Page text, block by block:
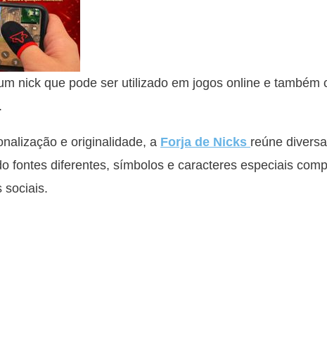
nick que pode ser utilizado em jogos online e também
e originalidade, a Forja de Nicks reúne
fontes diferentes, símbolos e caracteres especiais
sociais.